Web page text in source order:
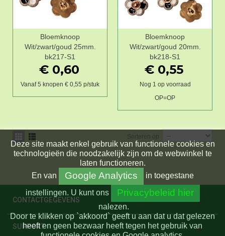
Bloemknoop
Wit/zwart/goud 25mm.
bk217-S1
€ 0,60
Vanaf 5 knopen € 0,55 p/stuk
Bloemknoop
Wit/zwart/goud 20mm.
bk218-S1
€ 0,55
Nog 1 op voorraad
OP=OP
Sorteren op
CONTACTGEGEVENS
SUPPORT
Deze site maakt enkel gebruik van functionele cookies en
technologieën die noodzakelijk zijn om de webwinkel te
laten functioneren.
En van Google Analytics
in toegestane
instellingen. U kunt ons Privacybeleid hier
nalezen.
Door te klikken op `akkoord` geeft u aan dat u dat gelezen
heeft en geen bezwaar heeft tegen het gebruik van